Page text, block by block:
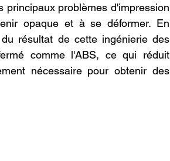
problèmes d'impression
opaque et à se déformer. En
résultat de cette ingénierie des
comme l'ABS, ce qui réduit
nécessaire pour obtenir des